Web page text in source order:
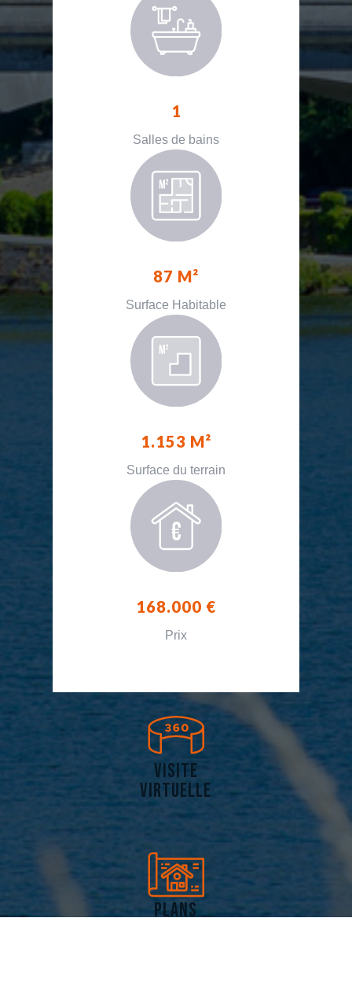
1
Salles de bains
87 M²
Surface Habitable
1.153 M²
Surface du terrain
168.000 €
Prix
visite
virtuelle
plans